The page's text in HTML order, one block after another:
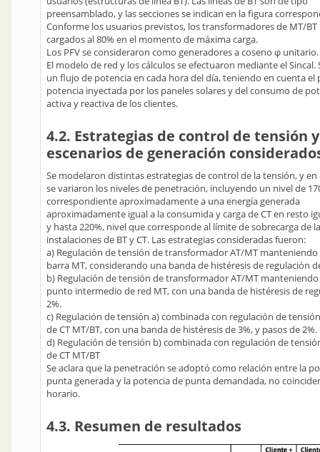
preensamblado, y las secciones se indican en la figura
Conforme los usuarios previstos, los transformadores de MT/
cargados al 80% en el momento de máxima carga.
Los PFV se consideraron como generadores a coseno φ unitario.
El modelo de red y los cálculos se efectuaron mediante el Sincal.
un flujo de potencia en cada hora del día, teniendo en cuenta el
potencia inyectada por los paneles solares y del consumo de
activa y reactiva de los clientes.
4.2. Estrategias de control de tensión y
escenarios de generación
Se modelaron distintas estrategias de control de la tensión, y en
se variaron los niveles de penetración, incluyendo un nivel de
correspondiente aproximadamente a una energía generada
aproximadamente igual a la consumida y carga de CT en resto
y hasta 220%, nivel que corresponde al límite de sobrecarga de
instalaciones de BT y CT. Las estrategias consideradas fueron:
a) Regulación de tensión de transformador AT/MT manteniendo
barra MT, considerando una banda de histéresis de regulación
b) Regulación de tensión de transformador AT/MT manteniendo
punto intermedio de red MT, con una banda de histéresis de
2%.
c) Regulación de tensión a) combinada con regulación de
de CT MT/BT, con una banda de histéresis de 3%, y pasos de 2%.
d) Regulación de tensión b) combinada con regulación de
de CT MT/BT
Se aclara que la penetración se adoptó como relación entre la
punta generada y la potencia de punta demandada, no
horario.
4.3. Resumen de resultados